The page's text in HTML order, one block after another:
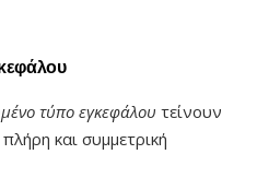
τύπο εγκεφάλου τείνουν
και συμμετρική